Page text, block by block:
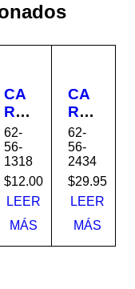
CA
RRI
OL
A
1.50
K-
16
3x1
-1/2
62-
56-
1318
$12.00
LEER
MÁS
CA
RRI
OL
A
1.50
K-
16
4x2
x34
62-
56-
2434
$29.95
LEER
MÁS